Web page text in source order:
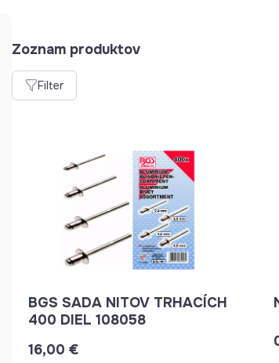
Zoznam produktov
Filter
BGS SADA NITOV TRHACÍCH
400 DIEL 108058
16,00 €